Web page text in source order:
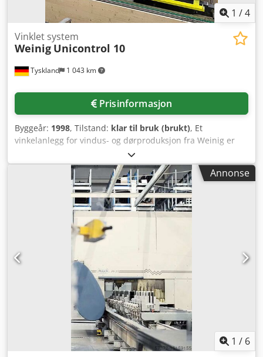
1 /4
Tyskland 1 043 km
Vinklet system
Weinig Unicontrol 10
Prisinformasjon
Byggeår: 1998, Tilstand: klar til bruk (brukt), Et
vinkelanlegg for vindus- og dørproduksjon fra Weinig er
tilgjengelig. Maks. utvendig verktøydiameter: 320 mm,
maks. verktøysvingkrets: 232 mm, lengde på notspindel:
640 mm, profil- og parallellspindellengde: 285-320 mm,
styringssystem: Siemens WS400. Leveres komplett med full
verktøybestykning og sprossevindussystem.
Dokumentasjon følger med. Dedpstq U A Iefx Aavowa
Annonse
1 / 6